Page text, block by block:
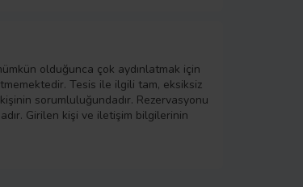
olduğunca çok aydınlatmak için
Tesis ile ilgili tam, eksiksiz
sorumluluğundadır. Rezervasyonu
Girilen kişi ve iletişim bilgilerinin